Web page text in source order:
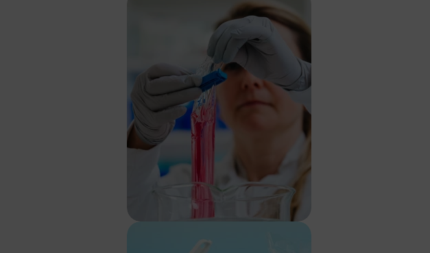
Preisliste erhalten möchten.
GBP